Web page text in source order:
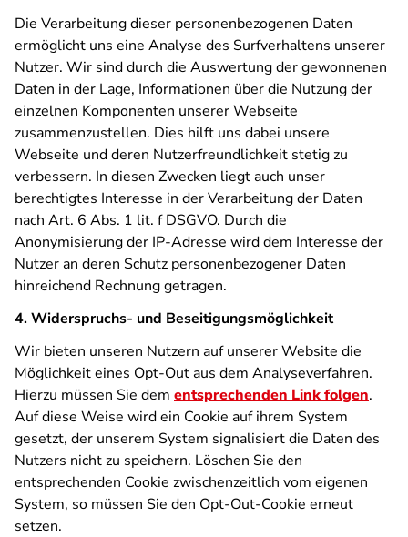
Die Verarbeitung dieser personenbezogenen Daten
ermöglicht uns eine Analyse des Surfverhaltens unserer
Nutzer. Wir sind durch die Auswertung der gewonnenen
Daten in der Lage, Informationen über die Nutzung der
einzelnen Komponenten unserer Webseite
zusammenzustellen. Dies hilft uns dabei unsere
Webseite und deren Nutzerfreundlichkeit stetig zu
verbessern. In diesen Zwecken liegt auch unser
berechtigtes Interesse in der Verarbeitung der Daten
nach Art. 6 Abs. 1 lit. f DSGVO. Durch die
Anonymisierung der IP-Adresse wird dem Interesse der
Nutzer an deren Schutz personenbezogener Daten
hinreichend Rechnung getragen.
4. Widerspruchs- und Beseitigungsmöglichkeit
Wir bieten unseren Nutzern auf unserer Website die
Möglichkeit eines Opt-Out aus dem Analyseverfahren.
Hierzu müssen Sie dem entsprechenden Link folgen.
Auf diese Weise wird ein Cookie auf ihrem System
gesetzt, der unserem System signalisiert die Daten des
Nutzers nicht zu speichern. Löschen Sie den
entsprechenden Cookie zwischenzeitlich vom eigenen
System, so müssen Sie den Opt-Out-Cookie erneut
setzen.